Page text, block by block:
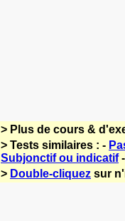
> Plus de cours &
> Tests similaires : -
Subjonctif ou indicatif-
> Double-cliquez sur